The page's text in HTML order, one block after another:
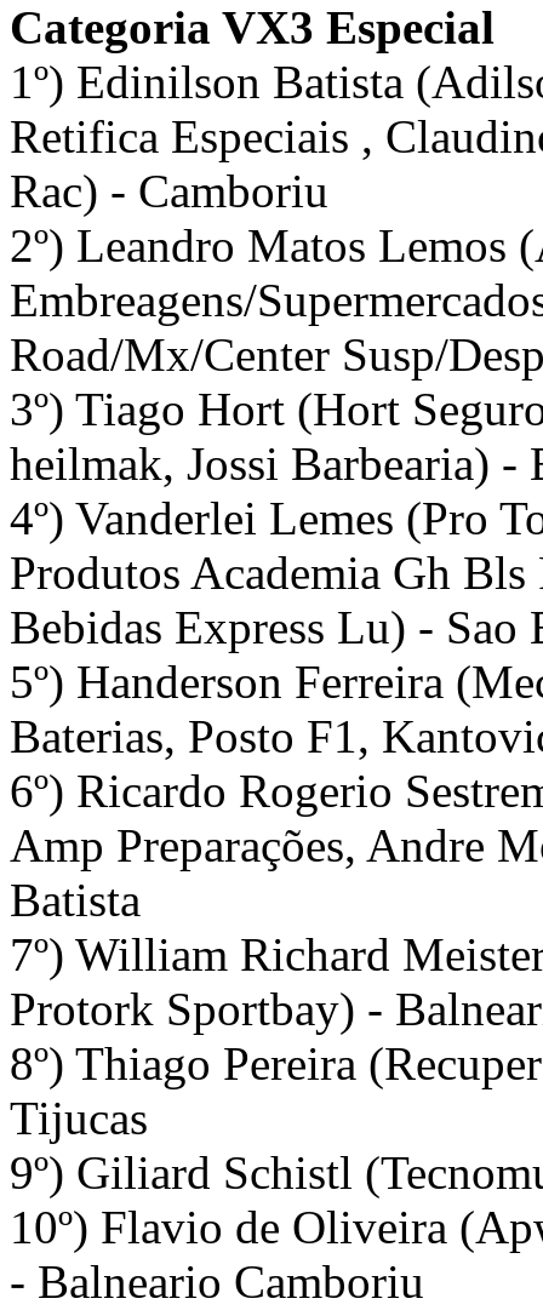
Categoria VX3 Especial
1º) Edinilson Batista
Retifica Especiais ,
Rac) - Camboriu
2º) Leandro Matos Lemos
Embreagens/
Road/Mx/Center Susp/
3º) Tiago Hort (Hort
heilmak, Jossi Barbearia) -
4º) Vanderlei Lemes (Pro
Produtos Academia Gh
Bebidas Express Lu) - Sao
5º) Handerson Ferreira
Baterias, Posto F1,
6º) Ricardo Rogerio
Amp Preparações, Andre
Batista
7º) William Richard
Protork Sportbay) -
8º) Thiago Pereira
Tijucas
9º) Giliard Schistl
10º) Flavio de Oliveira
- Balneario Camboriu